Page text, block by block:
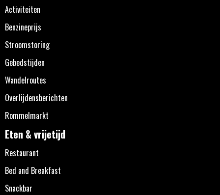
Activiteiten
Benzineprijs
Stroomstoring
Gebedstijden
Wandelroutes
Overlijdensberichten
Rommelmarkt
Eten & vrijetijd
Restaurant
Bed and Breakfast
Snackbar